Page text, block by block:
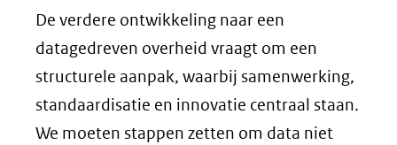
De verdere ontwikkeling naar een
datagedreven overheid vraagt om een
structurele aanpak, waarbij samenwerking,
standaardisatie en innovatie centraal staan.
We moeten stappen zetten om data niet